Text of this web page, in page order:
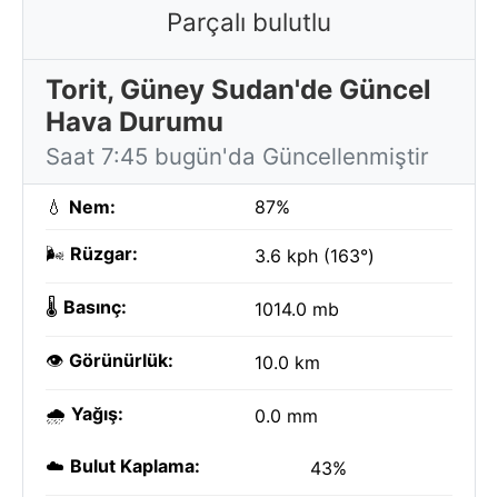
Parçalı bulutlu
Torit, Güney Sudan'de Güncel
Hava Durumu
Saat 7:45 bugün'da Güncellenmiştir
💧 Nem: 87%
🌬️ Rüzgar: 3.6 kph (163°)
🌡️ Basınç: 1014.0 mb
👁️ Görünürlük: 10.0 km
🌧️ Yağış: 0.0 mm
☁️ Bulut Kaplama: 43%